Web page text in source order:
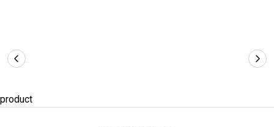
product